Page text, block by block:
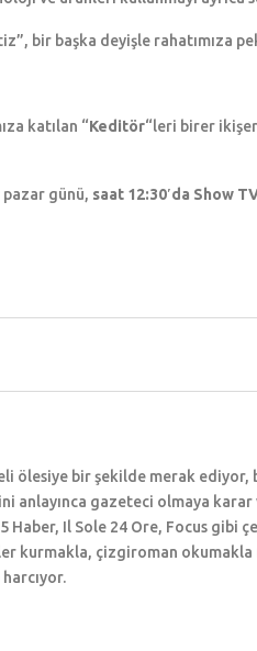
bir başka deyişle rahatımıza
katılan “Keditör“leri birer
günü, saat 12:30′da Show
ölesiye bir şekilde merak ediyor,
anlayınca gazeteci olmaya karar
Il Sole 24 Ore, Focus gibi
kurmakla, çizgiroman